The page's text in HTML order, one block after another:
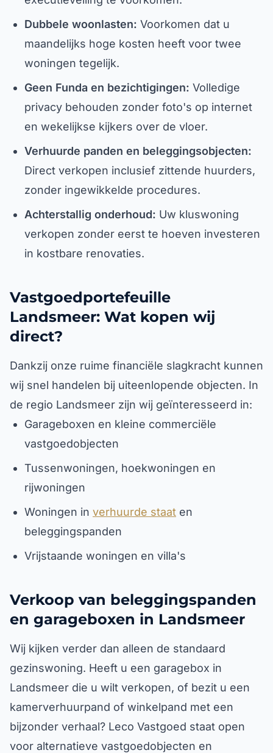
Dubbele woonlasten: Voorkomen dat u
maandelijks hoge kosten heeft voor twee
woningen tegelijk.
Geen Funda en bezichtigingen: Volledige
privacy behouden zonder foto's op internet
en wekelijkse kijkers over de vloer.
Verhuurde panden en beleggingsobjecten:
Direct verkopen inclusief zittende huurders,
zonder ingewikkelde procedures.
Achterstallig onderhoud: Uw kluswoning
verkopen zonder eerst te hoeven investeren
in kostbare renovaties.
Vastgoedportefeuille
Landsmeer: Wat kopen wij
direct?
Dankzij onze ruime financiële slagkracht kunnen
wij snel handelen bij uiteenlopende objecten. In
de regio Landsmeer zijn wij geïnteresseerd in:
Garageboxen en kleine commerciële
vastgoedobjecten
Tussenwoningen, hoekwoningen en
rijwoningen
Woningen in verhuurde staat en
beleggingspanden
Vrijstaande woningen en villa's
Verkoop van beleggingspanden
en garageboxen in Landsmeer
Wij kijken verder dan alleen de standaard
gezinswoning. Heeft u een garagebox in
Landsmeer die u wilt verkopen, of bezit u een
kamerverhuurpand of winkelpand met een
bijzonder verhaal? Leco Vastgoed staat open
voor alternatieve vastgoedobjecten en